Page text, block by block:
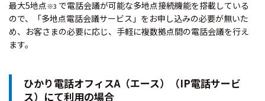
最大5地点※3 で電話会議が可能な多地点接続機能を搭載している
ので、「多地点電話会議サービス」をお申し込みの必要が無いた
め、お客さまの必要に応じ、手軽に複数拠点間の電話会議を行え
ます。
ひかり電話オフィスA（エース）（IP電話サービ
ス）にて利用の場合